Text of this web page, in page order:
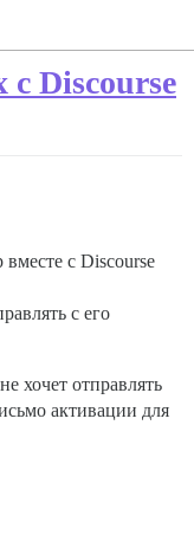
с Discourse
с Discourse
с его
хочет отправлять
активации для